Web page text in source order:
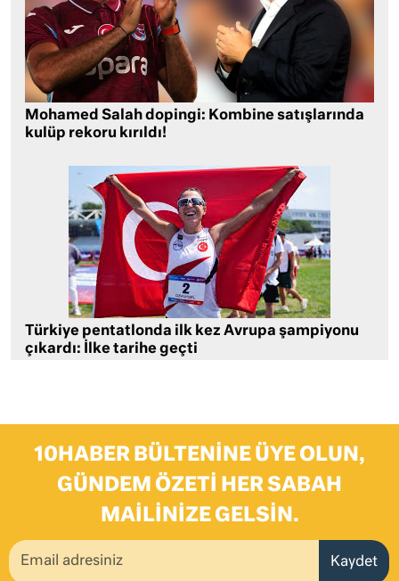
Mohamed Salah dopingi: Kombine satışlarında
kulüp rekoru kırıldı!
Türkiye pentatlonda ilk kez Avrupa şampiyonu
çıkardı: İlke tarihe geçti
10HABER BÜLTENINE ÜYE OLUN,
GÜNDEM ÖZETI HER SABAH
MAILINIZE GELSIN.
Kaydet